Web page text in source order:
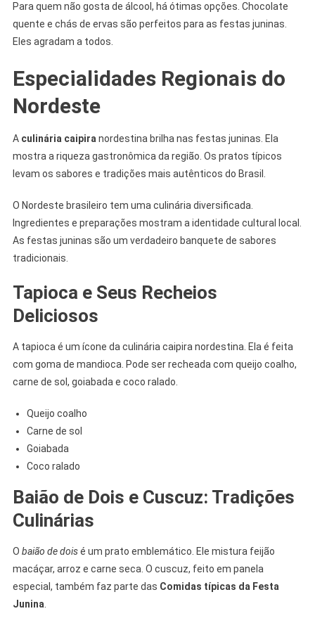
Para quem não gosta de álcool, há ótimas opções. Chocolate
quente e chás de ervas são perfeitos para as festas juninas.
Eles agradam a todos.
Especialidades Regionais do
Nordeste
A culinária caipira nordestina brilha nas festas juninas. Ela
mostra a riqueza gastronômica da região. Os pratos típicos
levam os sabores e tradições mais autênticos do Brasil.
O Nordeste brasileiro tem uma culinária diversificada.
Ingredientes e preparações mostram a identidade cultural local.
As festas juninas são um verdadeiro banquete de sabores
tradicionais.
Tapioca e Seus Recheios
Deliciosos
A tapioca é um ícone da culinária caipira nordestina. Ela é feita
com goma de mandioca. Pode ser recheada com queijo coalho,
carne de sol, goiabada e coco ralado.
Queijo coalho
Carne de sol
Goiabada
Coco ralado
Baião de Dois e Cuscuz: Tradições
Culinárias
O baião de doisé um prato emblemático. Ele mistura feijão
macáçar, arroz e carne seca. O cuscuz, feito em panela
especial, também faz parte das Comidas típicas da Festa
Junina